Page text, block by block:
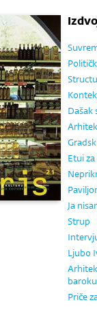
Dašak
Etui
Ja
Strup
Ljubo
baroku
Priče